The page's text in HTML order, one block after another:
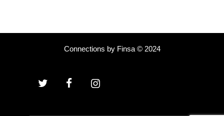
Connections by Finsa © 2024